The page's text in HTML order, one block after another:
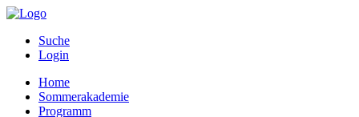
Suche
Login
Home
Sommerakademie
Programm